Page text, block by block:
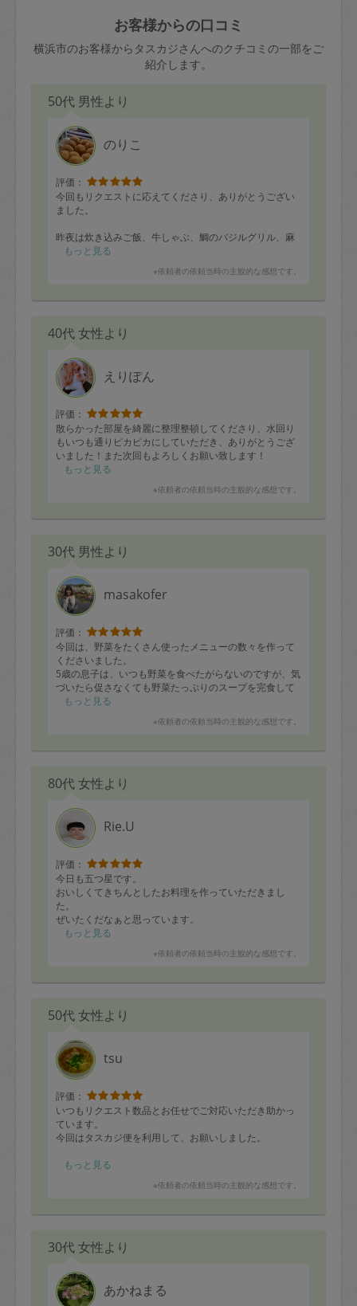
お客様からの口コミ
横浜市のお客様からタスカジさんへのクチコミの一部をご
紹介します。
50代 男性より
のりこ
評価：
今回もリクエストに応えてくださり、ありがとうござい
ました。
昨夜は炊き込みご飯、牛しゃぶ、鯛のバジルグリル、麻
婆豆腐、ラペ、キャベツサラダ、切り干し大根、あさり
謝しております。
いつもありがとうございます。
もっと見る
※依頼者の依頼当時の主観的な感想です。
40代 女性より
えりぽん
評価：
散らかった部屋を綺麗に整理整頓してくださり、水回り
もいつも通りピカピカにしていただき、ありがとうござ
いました！また次回もよろしくお願い致します！
もっと見る
※依頼者の依頼当時の主観的な感想です。
30代 男性より
masakofer
評価：
今回は、野菜をたくさん使ったメニューの数々を作って
くださいました。
5歳の息子は、いつも野菜を食べたがらないのですが、気
づいたら促さなくても野菜たっぷりのスープを完食して
いました！
いので、家族みんながたくさん野菜が摂れてとても嬉し
現在、新生児育児中のため手が回ってない家事が多いの
れたりしてお心遣いもありがたいです。
もっと見る
※依頼者の依頼当時の主観的な感想です。
80代 女性より
Rie.U
評価：
今日も五つ星です。
おいしくてきちんとしたお料理を作っていただきまし
た。
ぜいたくだなぁと思っています。
ありがとうございました。
もっと見る
※依頼者の依頼当時の主観的な感想です。
50代 女性より
tsu
評価：
いつもリクエスト数品とお任せでご対応いただき助かっ
ています。
今回はタスカジ便を利用して、お願いしました。
優しい味付けと細かいところまで色々と配慮していただ
もっと見る
※依頼者の依頼当時の主観的な感想です。
30代 女性より
あかねまる